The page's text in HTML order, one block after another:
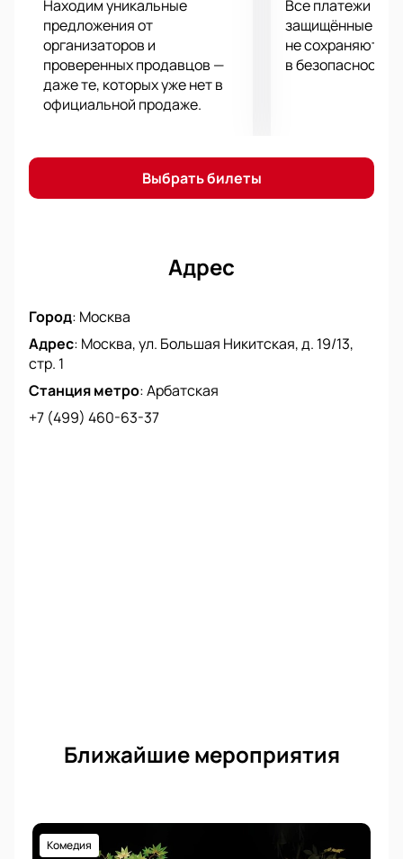
Находим уникальные
предложения от
организаторов и
проверенных продавцов —
даже те, которых уже нет в
официальной продаже.
Все платежи
защищённые
не сохраняются
в безопасности.
Выбрать билеты
Адрес
Город: Москва
Адрес: Москва, ул. Большая Никитская, д. 19/13,
стр. 1
Станция метро:Арбатская
+7 (499) 460-63-37
Ближайшие мероприятия
Комедия